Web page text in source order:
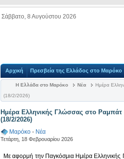
Σάββατο, 8 Αυγούστου 2026
Αρχική Πρεσβεία της Ελλάδος στο Μαρόκο
Η Ελλάδα στο Μαρόκο Νέα
Ημέρα
(18/2/2026)
Ημέρα Ελληνικής Γλώσσας στο
(18/2/2026)
Μαρόκο - Νέα
Τετάρτη, 18 Φεβρουαρίου 2026
Με αφορμή την Παγκόσμια Ημέρα Ελληνικής